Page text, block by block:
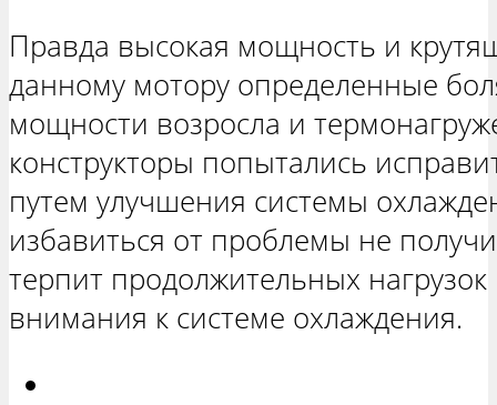
Правда высокая мощность и
данному мотору определенные
мощности возросла и
конструкторы попытались
путем улучшения системы
избавиться от проблемы не
терпит продолжительных
внимания к системе охлаждения.